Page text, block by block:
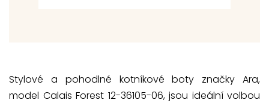
Stylové a pohodlné kotníkové boty značky Ara,
model Calais Forest 12-36105-06, jsou ideální volbou